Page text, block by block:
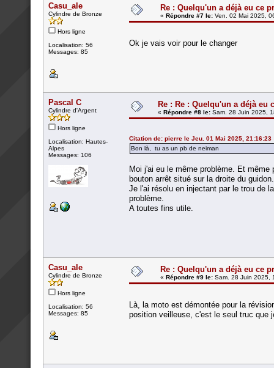
Casu_ale
Cylindre de Bronze
Hors ligne
Localisation: 56
Messages: 85
Re : Quelqu'un a déjà eu ce
« Répondre #7 le: Ven. 02 Mai 2025,
Ok je vais voir pour le changer
Pascal C
Cylindre d'Argent
Hors ligne
Localisation: Hautes-
Alpes
Messages: 106
Re : Re : Quelqu'un a déjà eu
« Répondre #8 le: Sam. 28 Juin 2025,
Citation de: pierre le Jeu. 01 Mai 2025, 21:16:23
Bon là, tu as un pb de neiman
Moi j'ai eu le même problème. Et
bouton arrêt situé sur la droite du guidon.
Je l'ai résolu en injectant par le trou de
problème.
A toutes fins utile.
Casu_ale
Cylindre de Bronze
Hors ligne
Localisation: 56
Messages: 85
Re : Quelqu'un a déjà eu ce
« Répondre #9 le: Sam. 28 Juin 2025,
Là, la moto est démontée pour la
position veilleuse, c'est le seul truc que